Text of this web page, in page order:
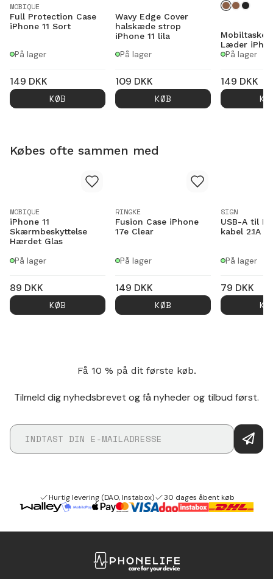
MOBIQUE
Full Protection Case
iPhone 11 Sort
På lager
149 DKK
KØB
Wavy Edge Cover
halskæde strop
iPhone 11 lila
På lager
109 DKK
KØB
Mobiltaske
Læder
På lager
149 DKK
Købes ofte sammen med
MOBIQUE
iPhone 11
Skærmbeskyttelse
Hærdet Glas
På lager
89 DKK
KØB
RINGKE
Fusion Case iPhone
17e Clear
På lager
149 DKK
KØB
SIGN
USB-A til
kabel 2.1A
På lager
79 DKK
Få 10 % på dit første køb.
Tilmeld dig nyhedsbrevet og få nyheder og tilbud først.
Hurtig levering (DAO, Instabox) 30 dages åbent køb